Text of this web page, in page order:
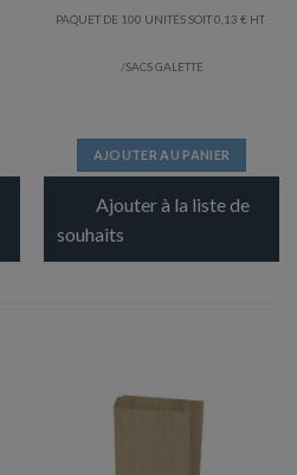
PAQUET DE 100 UNITÉS SOIT0,13 €
/SACS GALETTE
AJOUTER AU PANIER
Ajouter à la liste de
souhaits